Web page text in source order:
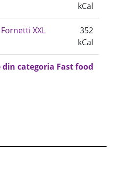
kCal
XXL
352
kCal
categoria Fast food